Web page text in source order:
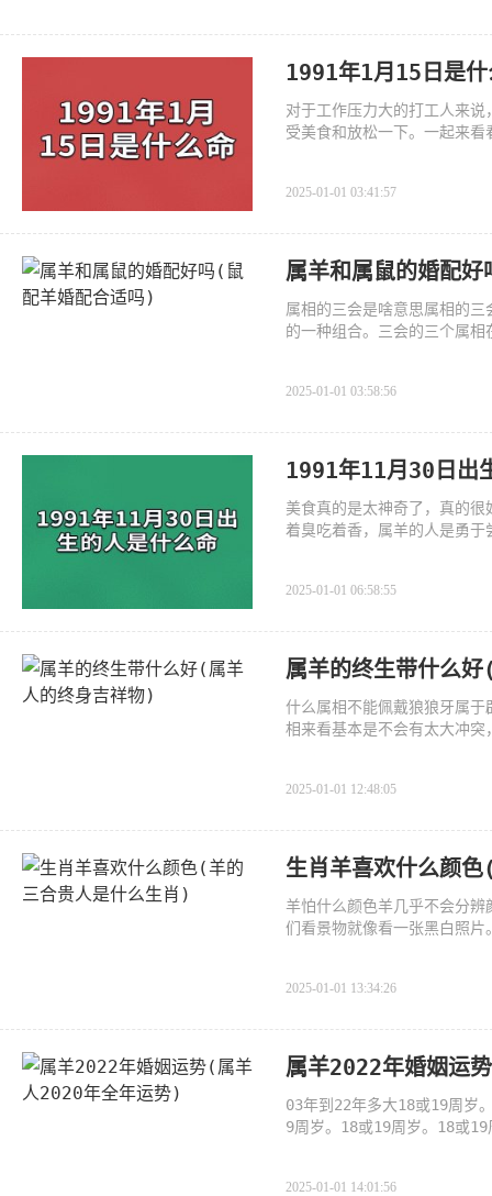
1991年1月15日是
对于工作压力大的打工人来
受美食和放松一下。一起来
2025-01-01 03:41:57
属羊和属鼠的婚配
属相的三会是啥意思属相的
的一种组合。三会的三个属
2025-01-01 03:58:56
1991年11月30日出
美食真的是太神奇了，真的
着臭吃着香，属羊的人是勇
2025-01-01 06:58:55
属羊的终生带什么
什么属相不能佩戴狼狼牙属
相来看基本是不会有太大冲
2025-01-01 12:48:05
生肖羊喜欢什么颜
羊怕什么颜色羊几乎不会分
们看景物就像看一张黑白照
2025-01-01 13:34:26
属羊2022年婚姻运
03年到22年多大18或19周岁
9周岁。18或19周岁。18或
2025-01-01 14:01:56